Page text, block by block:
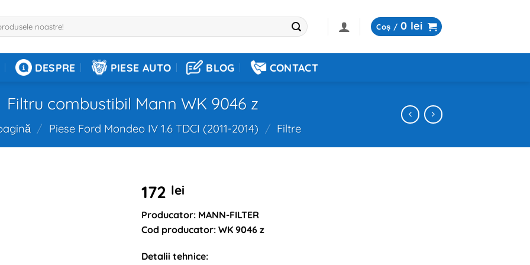
Coș / 0 lei
DESPRE PIESE AUTO BLOG CONTACT
Filtru combustibil Mann WK 9046 z
/ Piese Ford Mondeo IV 1.6 TDCI (2011-2014) / Filtre
172 lei
Producator: MANN-FILTER
Cod producator: WK 9046 z
Detalii tehnice: